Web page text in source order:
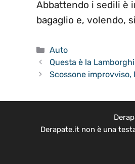
Abbattendo i sedili è
bagaglio e, volendo,
Categorie
Auto
Questa è la
Scossone improvviso,
Derapate.it non è una